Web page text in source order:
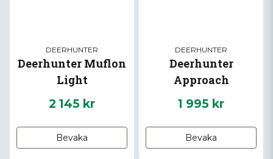
DEERHUNTER
Deerhunter Muflon
Light
2 145 kr
Bevaka
DEERHUNTER
Deerhunter
Approach
1 995 kr
Bevaka